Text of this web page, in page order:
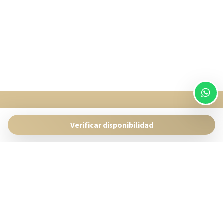
Verificar disponibilidad
Pasaje Giner 2 bis Valencia 46001
Contacto:reservas@singularstays.com-